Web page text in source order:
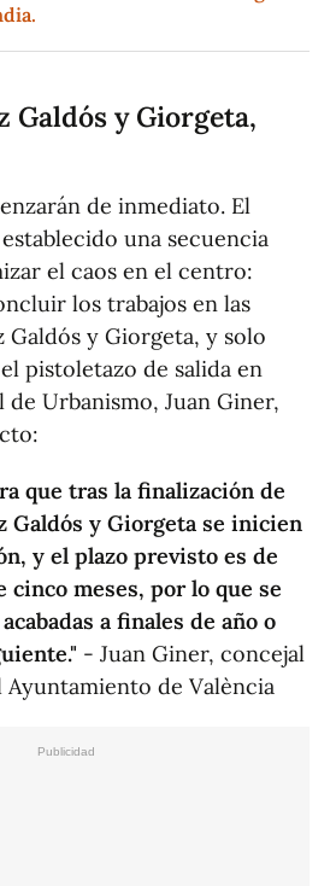
Galdós y Giorgeta,
de inmediato. El
una secuencia
el caos en el centro:
los trabajos en las
Galdós y Giorgeta, y solo
pistoletazo de salida en
de Urbanismo, Juan Giner,
que tras la finalización de
Galdós y Giorgeta se inicien
y el plazo previsto es de
cinco meses, por lo que se
a finales de año o
- Juan Giner, concejal
de València